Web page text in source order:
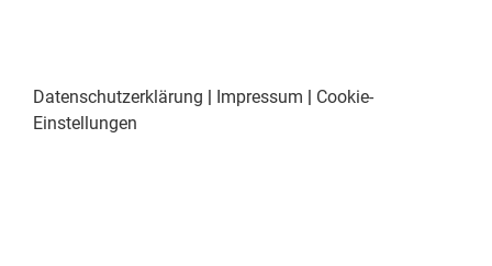
Datenschutzerklärung Impressum
Cookie-
Einstellungen